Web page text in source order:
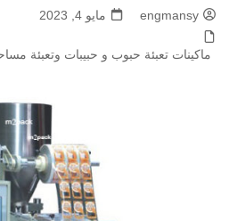
engmansy مايو 4, 2023
ماكينات تعبئة حبوب و حبيبات وتعبئة